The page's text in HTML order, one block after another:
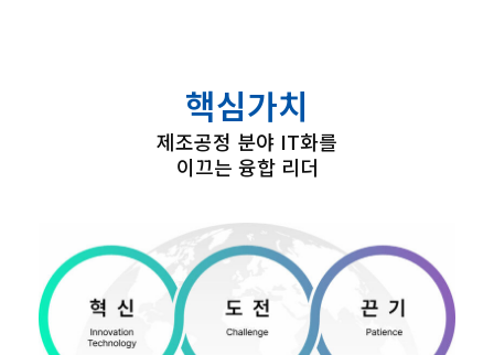
핵심가치
제조공정 분야 IT화를
이끄는 융합 리더